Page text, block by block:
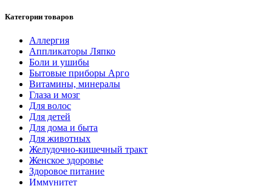
Категории товаров
Аллергия
Аппликаторы Ляпко
Боли и ушибы
Бытовые приборы Арго
Витамины, минералы
Глаза и мозг
Для волос
Для детей
Для дома и быта
Для животных
Желудочно-кишечный тракт
Женское здоровье
Здоровое питание
Иммунитет